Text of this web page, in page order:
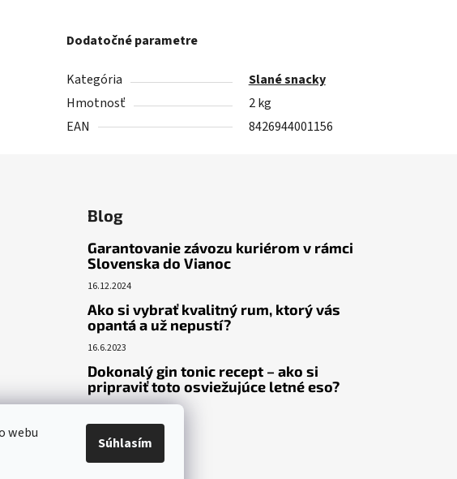
webu
Súhlasím
Dodatočné parametre
Kategória
Slané snacky
Hmotnosť
2 kg
EAN
8426944001156
Blog
Garantovanie závozu kuriérom v rámci
Slovenska do Vianoc
16.12.2024
Ako si vybrať kvalitný rum, ktorý vás
opantá a už nepustí?
16.6.2023
Dokonalý gin tonic recept – ako si
pripraviť toto osviežujúce letné eso?